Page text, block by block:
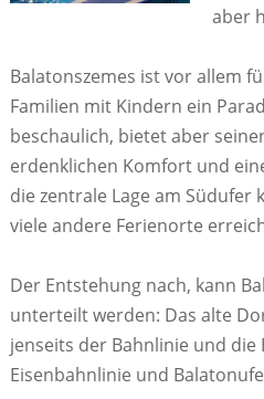
aber
Balatonszemes ist vor allem
Familien mit Kindern ein
beschaulich, bietet aber
erdenklichen Komfort und
die zentrale Lage am Südufer
viele andere Ferienorte
Der Entstehung nach, kann
unterteilt werden: Das alte
jenseits der Bahnlinie und die
Eisenbahnlinie und